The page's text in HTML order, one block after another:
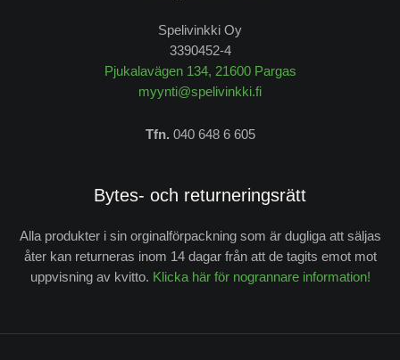
Spelivinkki Oy
3390452-4
Pjukalavägen 134, 21600 Pargas
myynti@spelivinkki.fi
Tfn. 040 648 6 605
Bytes- och returneringsrätt
Alla produkter i sin orginalförpackning som är dugliga att säljas
åter kan returneras inom 14 dagar från att de tagits emot mot
uppvisning av kvitto. Klicka här för nogrannare information!